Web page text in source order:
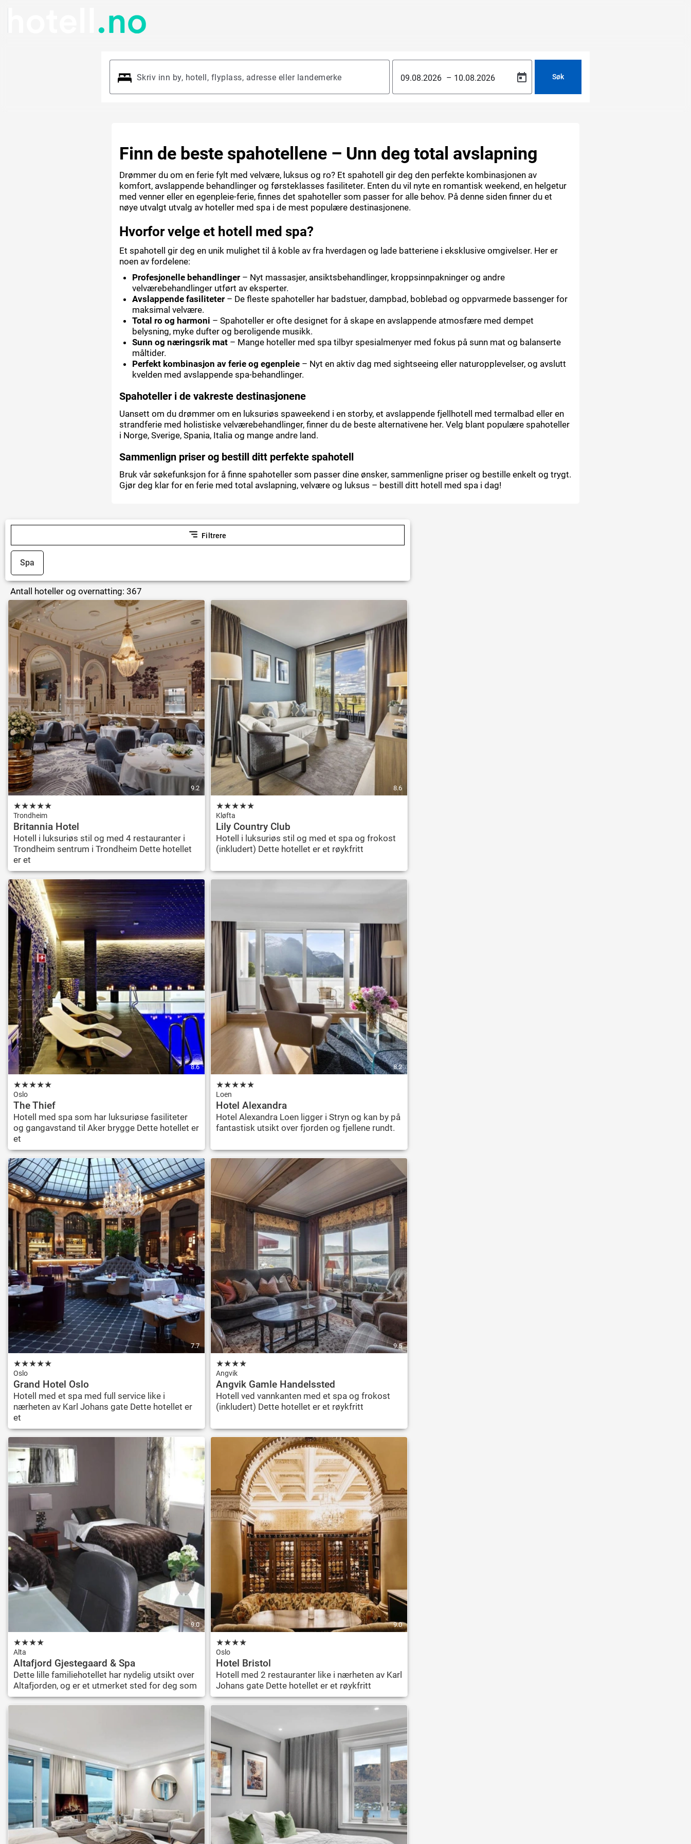
– Søk
Finn de beste spahotellene – Unn deg total avslapning
Drømmer du om en ferie fylt med velvære, luksus og ro? Et spahotell gir deg den perfekte kombinasjonen av
komfort, avslappende behandlinger og førsteklasses fasiliteter. Enten du vil nyte en romantisk weekend, en helgetur
med venner eller en egenpleie-ferie, finnes det spahoteller som passer for alle behov. På denne siden finner du et
nøye utvalgt utvalg av hoteller med spa i de mest populære destinasjonene.
Hvorfor velge et hotell med spa?
Et spahotell gir deg en unik mulighet til å koble av fra hverdagen og lade batteriene i eksklusive omgivelser. Her er
noen av fordelene:
Profesjonelle behandlinger – Nyt massasjer, ansiktsbehandlinger, kroppsinnpakninger og andre
velværebehandlinger utført av eksperter.
Avslappende fasiliteter – De fleste spahoteller har badstuer, dampbad, boblebad og oppvarmede bassenger for
maksimal velvære.
Total ro og harmoni – Spahoteller er ofte designet for å skape en avslappende atmosfære med dempet
belysning, myke dufter og beroligende musikk.
Sunn og næringsrik mat – Mange hoteller med spa tilbyr spesialmenyer med fokus på sunn mat og balanserte
måltider.
Perfekt kombinasjon av ferie og egenpleie – Nyt en aktiv dag med sightseeing eller naturopplevelser, og avslutt
kvelden med avslappende spa-behandlinger.
Spahoteller i de vakreste destinasjonene
Uansett om du drømmer om en luksuriøs spaweekend i en storby, et avslappende fjellhotell med termalbad eller en
strandferie med holistiske velværebehandlinger, finner du de beste alternativene her. Velg blant populære spahoteller
i Norge, Sverige, Spania, Italia og mange andre land.
Sammenlign priser og bestill ditt perfekte spahotell
Bruk vår søkefunksjon for å finne spahoteller som passer dine ønsker, sammenligne priser og bestille enkelt og trygt.
Gjør deg klar for en ferie med total avslapning, velvære og luksus – bestill ditt hotell med spa i dag!
Filtrere
Spa
Antall hoteller og overnatting: 367
9.2
★★★★★
Trondheim
Britannia Hotel
Hotell i luksuriøs stil og med 4 restauranter i
Trondheim sentrum i Trondheim Dette hotellet
er et
8.6
★★★★★
Kløfta
Lily Country Club
Hotell i luksuriøs stil og med et spa og frokost
(inkludert) Dette hotellet er et røykfritt
8.6
★★★★★
Oslo
The Thief
Hotell med spa som har luksuriøse fasiliteter
og gangavstand til Aker brygge Dette hotellet er
et
8.2
★★★★★
Loen
Hotel Alexandra
Hotel Alexandra Loen ligger i Stryn og kan by på
fantastisk utsikt over fjorden og fjellene rundt.
7.7
★★★★★
Oslo
Grand Hotel Oslo
Hotell med et spa med full service like i
nærheten av Karl Johans gate Dette hotellet er
et
9.5
★★★★
Angvik
Angvik Gamle Handelssted
Hotell ved vannkanten med et spa og frokost
(inkludert) Dette hotellet er et røykfritt
9.0
★★★★
Alta
Altafjord Gjestegaard & Spa
Dette lille familiehotellet har nydelig utsikt over
Altafjorden, og er et utmerket sted for deg som
9.0
★★★★
Oslo
Hotel Bristol
Hotell med 2 restauranter like i nærheten av Karl
Johans gate Dette hotellet er et røykfritt